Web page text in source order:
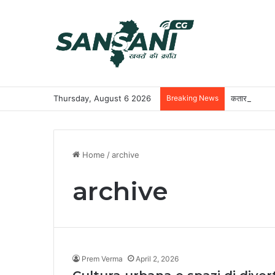
Thursday, August 6 2026 Breaking News कतार से क्लिक
Home /archive
archive
Prem Verma April 2, 2026